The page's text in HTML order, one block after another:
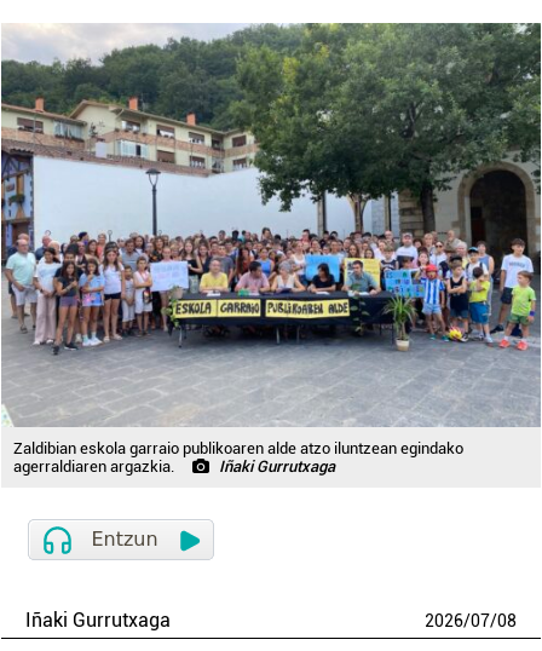
Zaldibian eskola garraio publikoaren alde atzo iluntzean egindako
agerraldiaren argazkia.
Iñaki Gurrutxaga
Iñaki Gurrutxaga 2026/07/08